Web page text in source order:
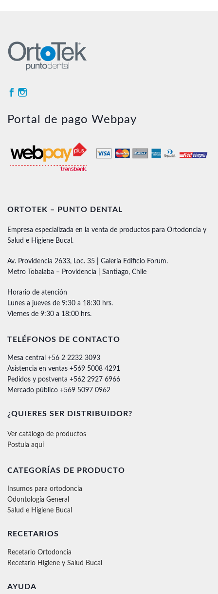
Portal de pago Webpay
ORTOTEK – PUNTO DENTAL
Empresa especializada en la venta de productos para Ortodoncia y
Salud e Higiene Bucal.
Av. Providencia 2633, Loc. 35 | Galería Edificio Forum.
Metro Tobalaba – Providencia | Santiago, Chile
Horario de atención
Lunes a jueves de 9:30 a 18:30 hrs.
Viernes de 9:30 a 18:00 hrs.
TELÉFONOS DE CONTACTO
Mesa central +56 2 2232 3093
Asistencia en ventas +569 5008 4291
Pedidos y postventa +562 2927 6966
Mercado público +569 5097 0962
¿QUIERES SER DISTRIBUIDOR?
Ver catálogo de productos
Postula aquí
CATEGORÍAS DE PRODUCTO
Insumos para ortodoncia
Odontología General
Salud e Higiene Bucal
RECETARIOS
Recetario Ortodoncia
Recetario Higiene y Salud Bucal
AYUDA